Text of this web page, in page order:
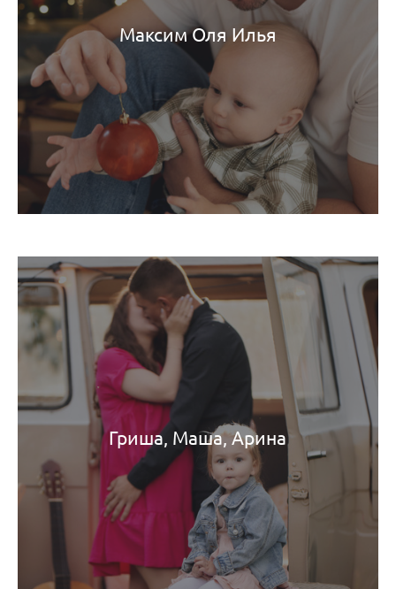
Максим Оля Илья
Гриша, Маша, Арина